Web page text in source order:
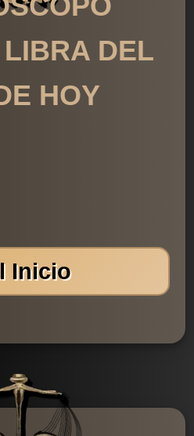
DEL
HOY
Inicio